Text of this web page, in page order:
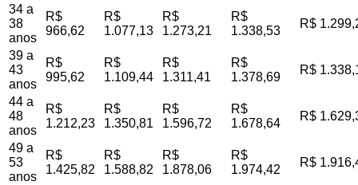
34 a
38
anos
R$
966,62
R$
1.077,13
R$
1.273,21
R$
1.338,53
R$
39 a
43
anos
R$
995,62
R$
1.109,44
R$
1.311,41
R$
1.378,69
R$
44 a
48
anos
R$
1.212,23
R$
1.350,81
R$
1.596,72
R$
1.678,64
R$
49 a
53
anos
R$
1.425,82
R$
1.588,82
R$
1.878,06
R$
1.974,42
R$